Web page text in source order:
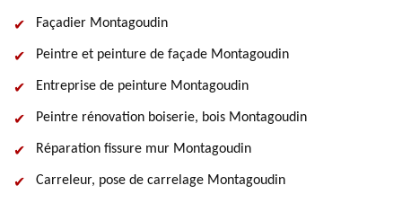
Façadier Montagoudin
Peintre et peinture de façade Montagoudin
Entreprise de peinture Montagoudin
Peintre rénovation boiserie, bois Montagoudin
Réparation fissure mur Montagoudin
Carreleur, pose de carrelage Montagoudin